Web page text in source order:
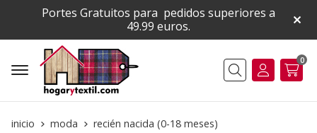
Portes Gratuitos para pedidos superiores a
49.99 euros.
Buscar
0
inicio moda
recién nacida (0-18 meses)